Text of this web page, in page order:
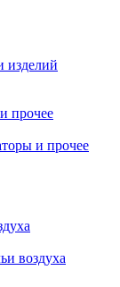
изделий
прочее
и прочее
воздуха